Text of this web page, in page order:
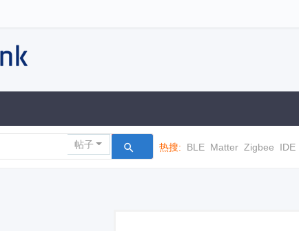
帖子 热搜: BLE Matter Zigbee IDE